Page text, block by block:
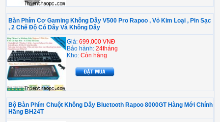
Bàn Phím Cơ Gaming Không Dây V500 Pro Rapoo , Vỏ Kim Loại , Pin Sạc
, 2 Chế Độ Có Dây Và Không Dây
Giá: 699,000 VNĐ
Bảo hành: 24tháng
Kho: Còn hàng
Bộ Bàn Phím Chuột Không Dây Bluetooth Rapoo 8000GT Hàng Mới Chính
Hãng BH24T